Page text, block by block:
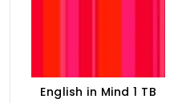
English in Mind 1 TB